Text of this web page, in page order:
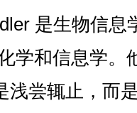
是生物信
学和信息学。
浅尝辄止，而